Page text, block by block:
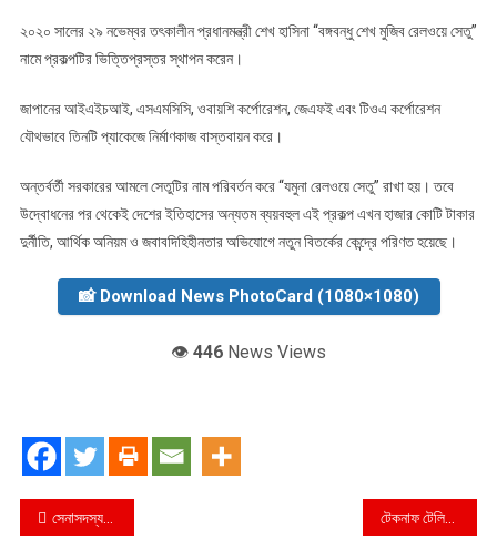
২০২০ সালের ২৯ নভেম্বর তৎকালীন প্রধানমন্ত্রী শেখ হাসিনা “বঙ্গবন্ধু শেখ মুজিব রেলওয়ে সেতু”
নামে প্রকল্পটির ভিত্তিপ্রস্তর স্থাপন করেন।
জাপানের আইএইচআই, এসএমসিসি, ওবায়শি কর্পোরেশন, জেএফই এবং টিওএ কর্পোরেশন
যৌথভাবে তিনটি প্যাকেজে নির্মাণকাজ বাস্তবায়ন করে।
অন্তর্বর্তী সরকারের আমলে সেতুটির নাম পরিবর্তন করে “যমুনা রেলওয়ে সেতু” রাখা হয়। তবে
উদ্বোধনের পর থেকেই দেশের ইতিহাসের অন্যতম ব্যয়বহুল এই প্রকল্প এখন হাজার কোটি টাকার
দুর্নীতি, আর্থিক অনিয়ম ও জবাবদিহিহীনতার অভিযোগে নতুন বিতর্কের কেন্দ্রে পরিণত হয়েছে।
📸 Download News PhotoCard (1080×1080)
👁️ 446 News Views
Post
সেনাসদস্যদের সঙ্গে ঈদুল আযহার আনন্দ ভাগাভাগি এবং শুভেচ্ছা বিনিময় করেছেন মাননীয় প্রধানমন্ত্রী তারেক রহমান